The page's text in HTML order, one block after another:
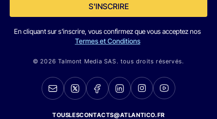
S'INSCRIRE
En cliquant sur s'inscrire, vous confirmez que vous acceptez nos
Termes et Conditions
© 2026 Talmont Media SAS. tous droits réservés.
TOUSLESCONTACTS@ATLANTICO.FR